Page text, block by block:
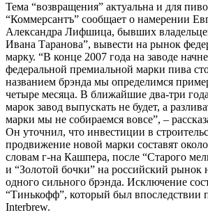
Тема “возвращения” актуальна и для
“Коммерсантъ” сообщает о намерении
Александра Лифшица, бывших
Ивана Таранова”, вывести на рынок
марку. “В конце 2007 года на заводе
федеральной премиальной марки пива
названием брэнда мы определимся
четыре месяца. В ближайшие два-три
марок завод выпускать не будет, а
марки мы не собираемся вовсе”, –
Он уточнил, что инвестиции в
продвижение новой марки составят
словам г-на Кашпера, после “Старого
и “Золотой бочки” на российский рынок
одного сильного брэнда. Исключение
“Тинькофф”, который был впоследствии
Interbrew.